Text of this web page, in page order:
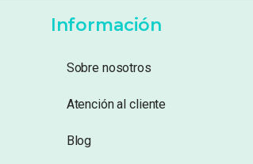
Información
Sobre nosotros
Atención al cliente
Blog